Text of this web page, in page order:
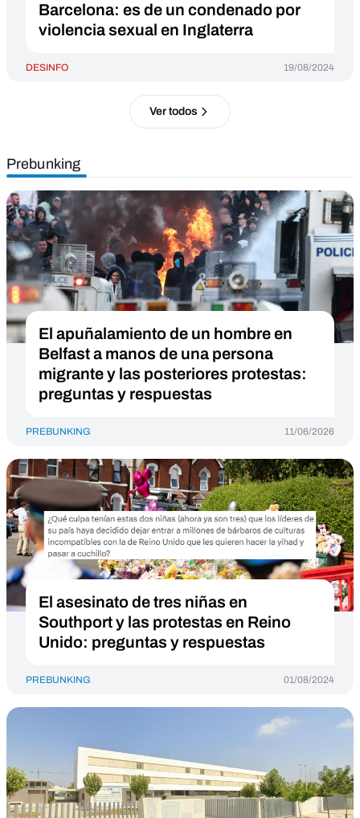
Barcelona: es de un condenado por
violencia sexual en Inglaterra
DESINFO 19/08/2024
Ver todos
Prebunking
El apuñalamiento de un hombre en
Belfast a manos de una persona
migrante y las posteriores protestas:
preguntas y respuestas
PREBUNKING 11/06/2026
El asesinato de tres niñas en
Southport y las protestas en Reino
Unido: preguntas y respuestas
PREBUNKING 01/08/2024